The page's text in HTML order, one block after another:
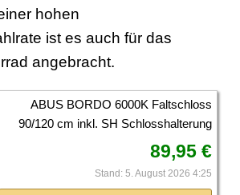
hohen
ist es auch für das
angebracht.
ABUS BORDO 6000K Faltschloss
90/120 cm inkl. SH Schlosshalterung
89,95 €
Stand: 5. August 2026 4:25